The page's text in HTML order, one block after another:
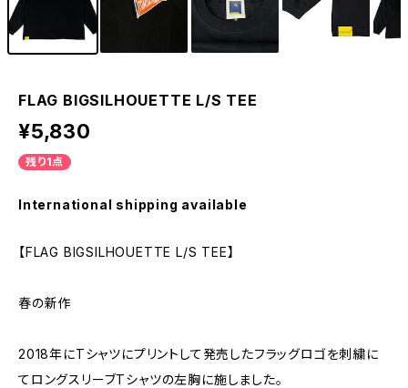
FLAG BIGSILHOUETTE L/S TEE
¥5,830
残り1点
International shipping available
【FLAG BIGSILHOUETTE L/S TEE】
春の新作
2018年にTシャツにプリントして発売したフラッグロゴを刺繍に
てロングスリーブTシャツの左胸に施しました。